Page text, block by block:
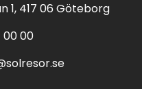
1, 417 06 Göteborg
00 00